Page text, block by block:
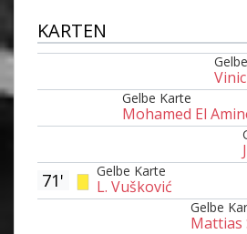
KARTEN
Gelbe Karte
Mohamed El
Gelbe Karte
L. Vušković
71'
Gelbe
Mattias